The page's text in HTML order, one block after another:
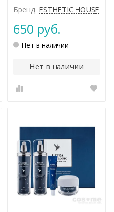
Бренд ESTHETIC HOUSE
650 руб.
Нет в наличии
Нет в наличии